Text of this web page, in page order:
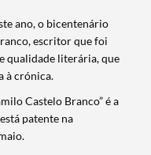
ano, o bicentenário
escritor que foi
qualidade literária, que
à crónica.
Castelo Branco” é a
patente na